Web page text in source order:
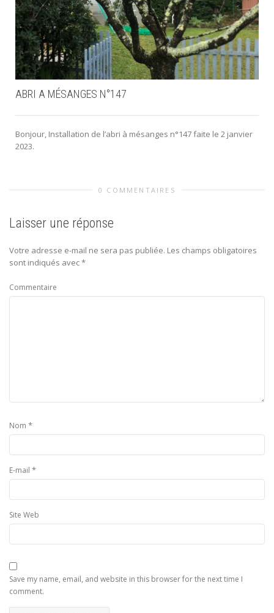
ABRI A MÉSANGES N°147
Bonjour, Installation de l’abri à mésanges n°147 faite le 2 janvier
2023.
0 COMMENTAIRES
Laisser une réponse
Votre adresse e-mail ne sera pas publiée. Les champs obligatoires
sont indiqués avec*
Commentaire
Nom *
E-mail *
Site Web
Save my name, email, and website in this browser for the next time I
comment.